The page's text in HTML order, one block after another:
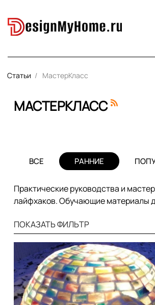
Статьи МастерКласс
МАСТЕРКЛАСС
ВСЕ РАННИЕ
Практические руководства и
лайфхаков. Обучающие материалы
ПОКАЗАТЬ ФИЛЬТР